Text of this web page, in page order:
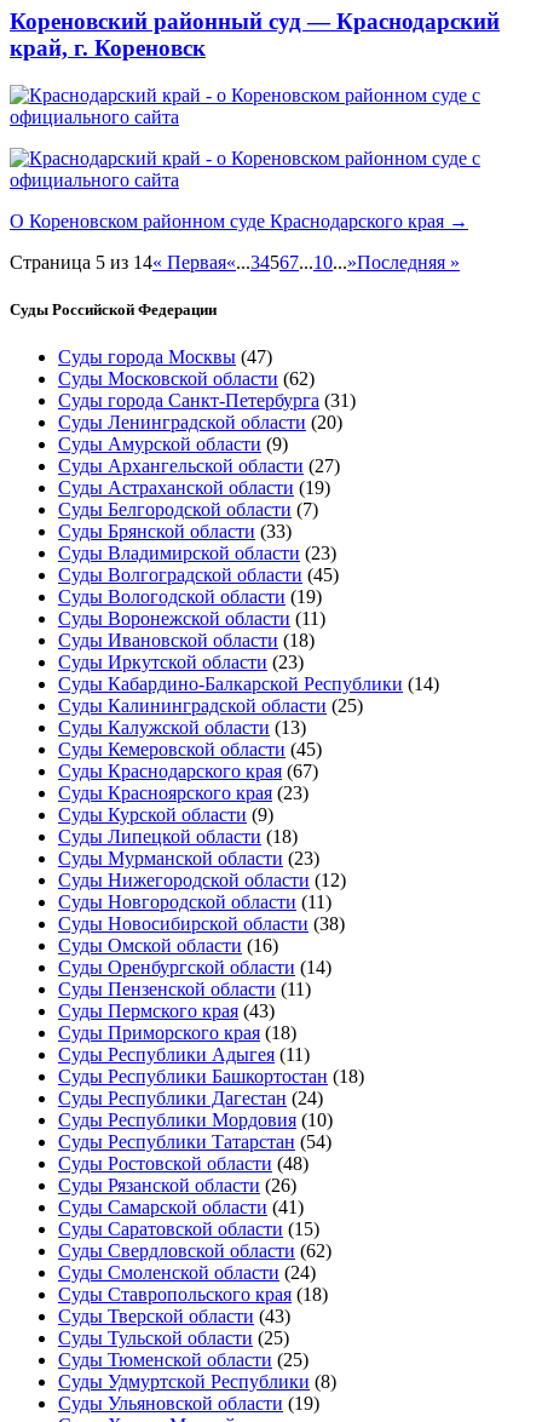
Кореновский районный суд — Краснодарский
край, г. Кореновск
О Кореновском районном суде Краснодарского края →
Страница 5 из 14« Первая«...34567...10...»Последняя »
Суды Российской Федерации
Суды города Москвы (47)
Суды Московской области (62)
Суды города Санкт-Петербурга (31)
Суды Ленинградской области (20)
Суды Амурской области (9)
Суды Архангельской области (27)
Суды Астраханской области (19)
Суды Белгородской области (7)
Суды Брянской области (33)
Суды Владимирской области (23)
Суды Волгоградской области (45)
Суды Вологодской области (19)
Суды Воронежской области (11)
Суды Ивановской области (18)
Суды Иркутской области (23)
Суды Кабардино-Балкарской Республики (14)
Суды Калининградской области (25)
Суды Калужской области (13)
Суды Кемеровской области (45)
Суды Краснодарского края (67)
Суды Красноярского края (23)
Суды Курской области (9)
Суды Липецкой области (18)
Суды Мурманской области (23)
Суды Нижегородской области (12)
Суды Новгородской области (11)
Суды Новосибирской области (38)
Суды Омской области (16)
Суды Оренбургской области (14)
Суды Пензенской области (11)
Суды Пермского края (43)
Суды Приморского края (18)
Суды Республики Адыгея (11)
Суды Республики Башкортостан (18)
Суды Республики Дагестан (24)
Суды Республики Мордовия (10)
Суды Республики Татарстан (54)
Суды Ростовской области (48)
Суды Рязанской области (26)
Суды Самарской области (41)
Суды Саратовской области (15)
Суды Свердловской области (62)
Суды Смоленской области (24)
Суды Ставропольского края (18)
Суды Тверской области (43)
Суды Тульской области (25)
Суды Тюменской области (25)
Суды Удмуртской Республики (8)
Суды Ульяновской области (19)